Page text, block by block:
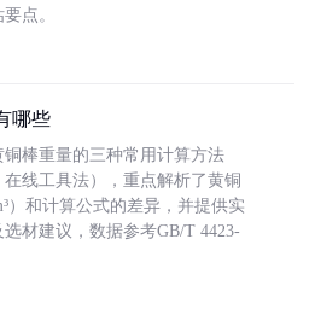
点。
哪些
棒重量的三种常用计算方法
在线工具法），重点解析了黄铜
）和计算公式的差异，并提供实
材建议，数据参考GB/T 4423-